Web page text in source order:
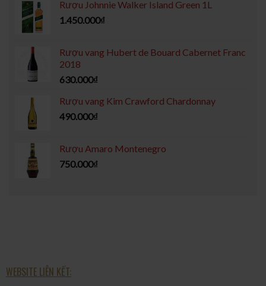
Rượu Johnnie Walker Island Green 1L
1.450.000₫
Rượu vang Hubert de Bouard Cabernet Franc
2018
630.000₫
Rượu vang Kim Crawford Chardonnay
490.000₫
Rượu Amaro Montenegro
750.000₫
WEBSITE LIÊN KẾT: